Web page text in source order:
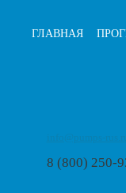
ГЛАВНАЯ
8 (800) 250-